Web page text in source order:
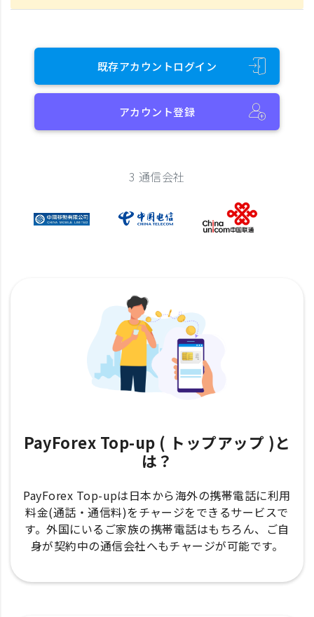
既存アカウントログイン
アカウント登録
3 通信会社
PayForex Top-up ( トップアップ )と
は？
PayForex Top-upは日本から海外の携帯電話に利用
料金(通話・通信料)をチャージをできるサービスで
す。外国にいるご家族の携帯電話はもちろん、ご自
身が契約中の通信会社へもチャージが可能です。